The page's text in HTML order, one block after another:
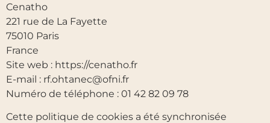
Cenatho
221 rue de La Fayette
75010 Paris
France
Site web : https://cenatho.fr
E-mail : rf.ohtanec@ofni.fr
Numéro de téléphone : 01 42 82 09 78
Cette politique de cookies a été synchronisée